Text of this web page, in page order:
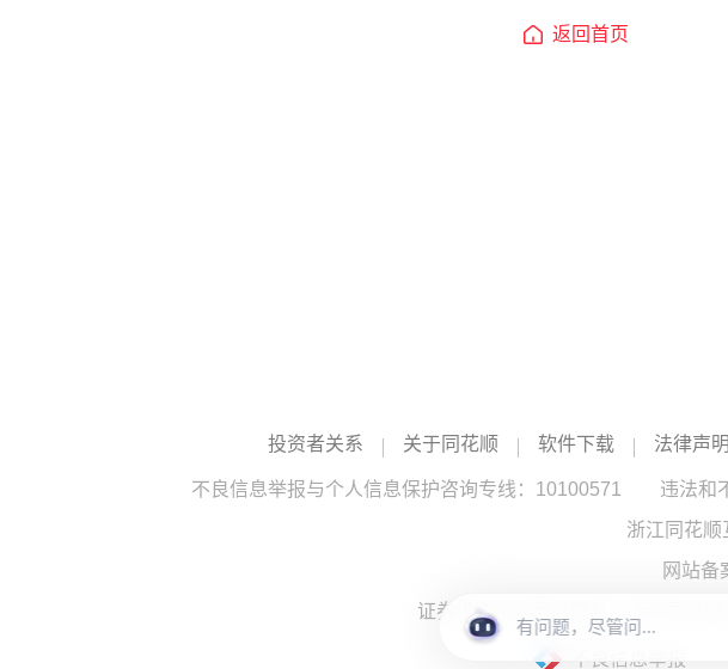
返回首页
投资者关系 关于同花顺 软件下载 法律声明
不良信息举报与个人信息保护咨询专线：10100571 违法和
浙江同花顺
网站备
证券投资咨询服务提供：浙江同花
不良信息举报